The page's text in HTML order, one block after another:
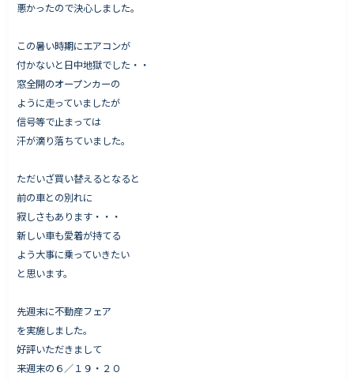
会社情報
代表挨拶
スタッフ紹介
会社概要
Staff ブログ&News
悪かったので決心しました。
この暑い時期にエアコンが
付かないと日中地獄でした・・
窓全開のオープンカーの
ように走っていましたが
信号等で止まっては
汗が滴り落ちていました。
ただいざ買い替えるとなると
前の車との別れに
寂しさもあります・・・
新しい車も愛着が持てる
よう大事に乗っていきたい
と思います。
先週末に不動産フェア
を実施しました。
好評いただきまして
来週末の６／１９・２０